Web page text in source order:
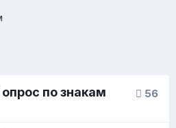
56
по знакам